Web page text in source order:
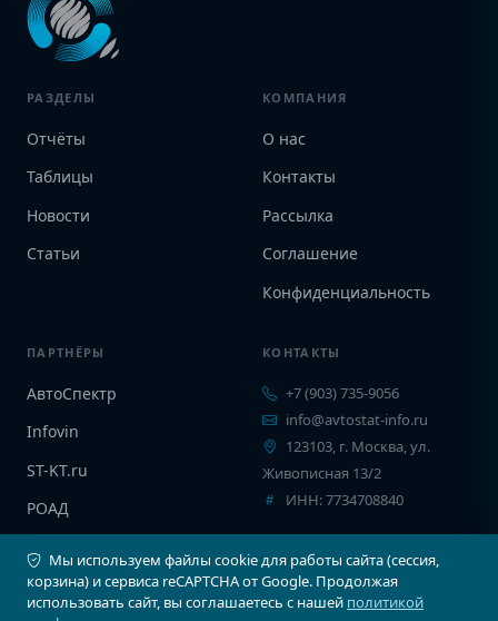
РАЗДЕЛЫ
Отчёты
Таблицы
Новости
Статьи
КОМПАНИЯ
О нас
Контакты
Рассылка
Соглашение
Конфиденциальность
ПАРТНЁРЫ
АвтоСпектр
Infovin
ST-KT.ru
РОАД
КОНТАКТЫ
+7 (903) 735-9056
info@avtostat-info.ru
123103, г. Москва, ул.
Живописная 13/2
ИНН: 7734708840
Мы используем файлы cookie для работы сайта (сессия,
корзина) и сервиса reCAPTCHA от Google. Продолжая
использовать сайт, вы соглашаетесь с нашей политикой